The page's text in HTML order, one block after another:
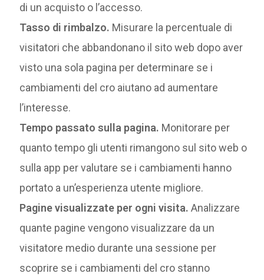
di un acquisto o l’accesso.
Tasso di rimbalzo. Misurare la percentuale di
visitatori che abbandonano il sito web dopo aver
visto una sola pagina per determinare se i
cambiamenti del cro aiutano ad aumentare
l’interesse.
Tempo passato sulla pagina. Monitorare per
quanto tempo gli utenti rimangono sul sito web o
sulla app per valutare se i cambiamenti hanno
portato a un’esperienza utente migliore.
Pagine visualizzate per ogni visita.Analizzare
quante pagine vengono visualizzare da un
visitatore medio durante una sessione per
scoprire se i cambiamenti del cro stanno